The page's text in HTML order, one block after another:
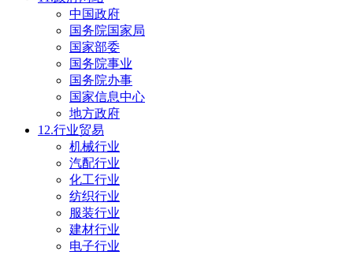
中国政府
国务院国家局
国家部委
国务院事业
国务院办事
国家信息中心
地方政府
12.行业贸易
机械行业
汽配行业
化工行业
纺织行业
服装行业
建材行业
电子行业